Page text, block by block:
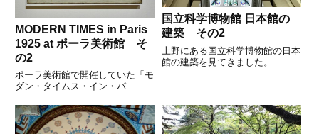
MODERN TIMES in Paris
1925 at ポーラ美術館 そ
の2
ポーラ美術館で開催していた「モ
ダン・タイムス・イン・パ...
国立科学博物館 日本館の
建築 その2
上野にある国立科学博物館の日本
館の建築を見てきました。...